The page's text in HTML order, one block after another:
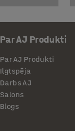
Par AJ Produkti
Par AJ Produkti
Ilgtspēja
Darbs AJ
Salons
Blogs